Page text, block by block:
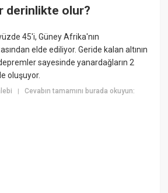
derinlikte olur?
45'i, Güney Afrika'nın
elde ediliyor. Geride kalan altının
sayesinde yanardağların 2
oluşuyor.
|Cevabın tamamını burada okuyun: